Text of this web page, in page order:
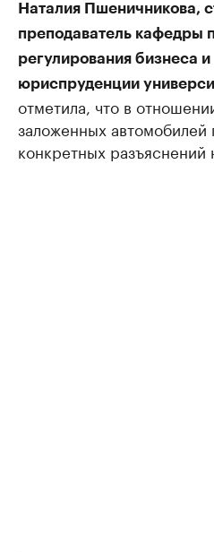
Наталия Пшеничникова,
преподаватель кафедры
регулирования бизнеса
юриспруденции
отметила, что в
заложенных автомобилей
конкретных разъяснений